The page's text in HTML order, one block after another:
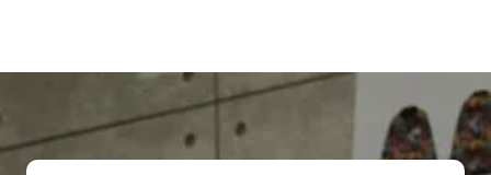
opzioni
possono
essere
scelte